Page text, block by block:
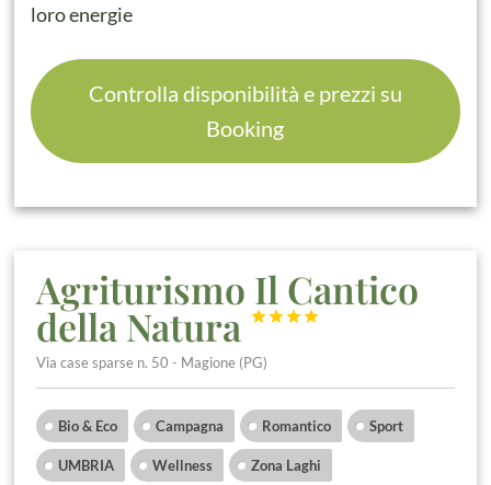
loro energie
Controlla disponibilità e prezzi su
Booking
Agriturismo Il Cantico
della Natura 



Via case sparse n. 50 - Magione (PG)
Bio & Eco Campagna Romantico Sport
UMBRIA Wellness Zona Laghi